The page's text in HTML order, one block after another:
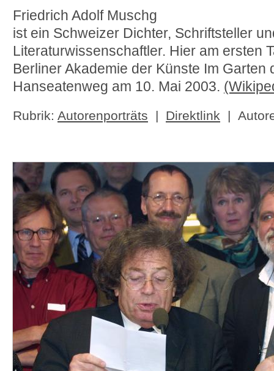
Friedrich Adolf Muschg
ist ein Schweizer Dichter, Schriftsteller
Literaturwissenschaftler. Hier am ersten
Berliner Akademie der Künste Im Garten
Hanseatenweg am 10. Mai 2003.
Rubrik: Autorenporträts | Direktlink |